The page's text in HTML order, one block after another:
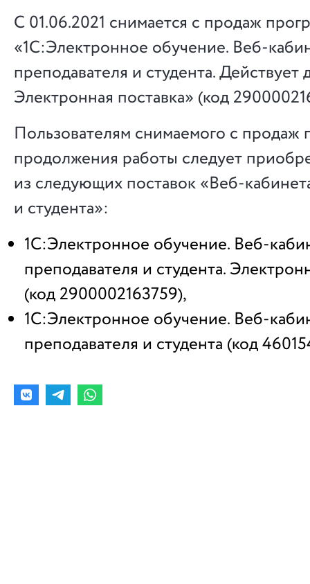
С 01.06.2021 снимается с продаж
«1С:Электронное обучение. Веб-
преподавателя и студента. Действует
Электронная поставка» (код
Пользователям снимаемого с продаж
продолжения работы следует
из следующих поставок «Веб-
и студента»:
1С:Электронное обучение. Веб-
преподавателя и студента.
(код 2900002163759),
1С:Электронное обучение. Веб-
преподавателя и студента (код